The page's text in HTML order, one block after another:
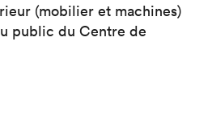
(mobilier et machines)
public du Centre de